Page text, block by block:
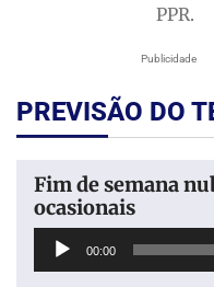
Publicidade
PPR.
PREVISÃO DO
Fim de semana
ocasionais
Tocador
00:00